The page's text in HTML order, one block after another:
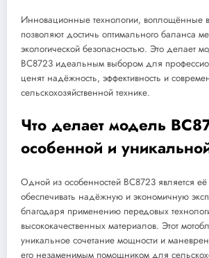
Инновационные технологии, воплощённые
позволяют достичь оптимального баланса
экологической безопасностью. Это делает
BC8723 идеальным выбором для
ценят надёжность, эффективность и
сельскохозяйственной технике.
Что делает модель
особенной и
Одной из особенностей BC8723 является её
обеспечивать надёжную и экономичную
благодаря применению передовых
высококачественных материалов. Этот
уникальное сочетание мощности и
его незаменимым помощником для